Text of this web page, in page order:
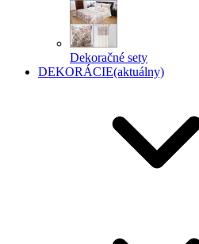
Dekoračné sety
DEKORÁCIE(aktuálny)